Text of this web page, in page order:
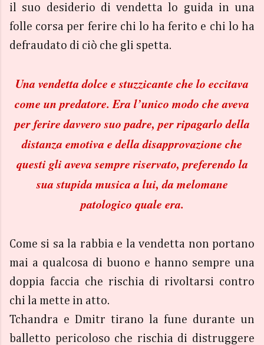
il suo desiderio di vendetta lo guida in una
folle corsa per ferire chi lo ha ferito e chi lo ha
defraudato di ciò che gli spetta.
Una vendetta dolce e stuzzicante che lo eccitava
come un predatore. Era l’unico modo che aveva
per ferire davvero suo padre, per ripagarlo della
distanza emotiva e della disapprovazione che
questi gli aveva sempre riservato, preferendo la
sua stupida musica a lui, da melomane
patologico quale era.
Come si sa la rabbia e la vendetta non portano
mai a qualcosa di buono e hanno sempre una
doppia faccia che rischia di rivoltarsi contro
chi la mette in atto.
Tchandra e Dmitr tirano la fune durante un
balletto pericoloso che rischia di distruggere